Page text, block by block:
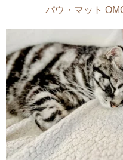
パウ・マット